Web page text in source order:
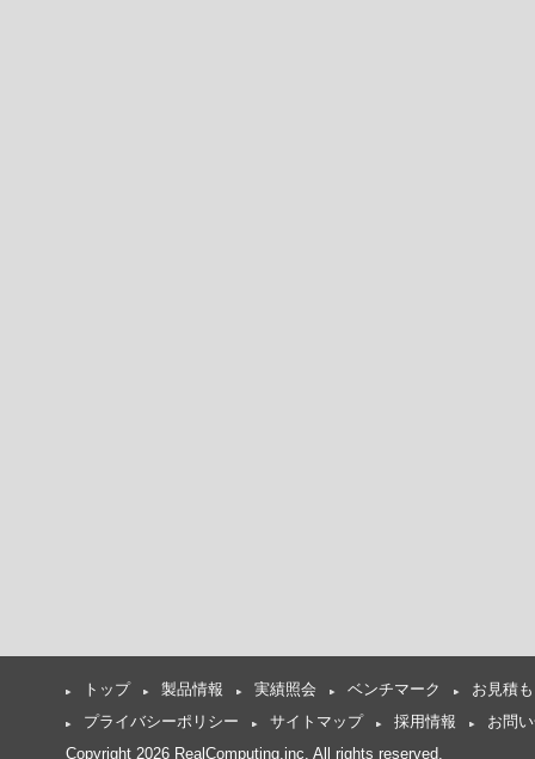
トップ 製品情報 実績照会 ベンチマーク
お見積
プライバシーポリシー
サイトマップ 採用情報
お問
Copyright 2026 RealComputing,inc. All rights reserved.